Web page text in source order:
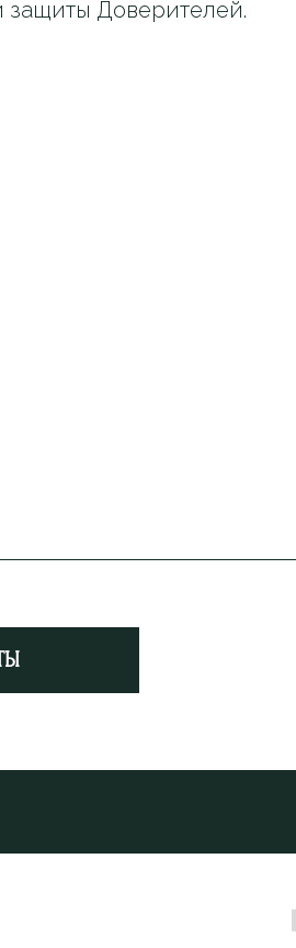
защиты Доверителей.